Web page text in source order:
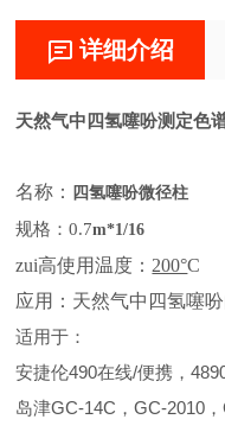
详细介绍
天然气中四氢噻吩测定色
名称： 四氢噻吩微径柱
规格：0.7m*1/16
zui高使用温度： 200°C
应用：天然气中四氢噻
适用于：
安捷伦490在线/便携，
岛津GC-14C，GC-2010